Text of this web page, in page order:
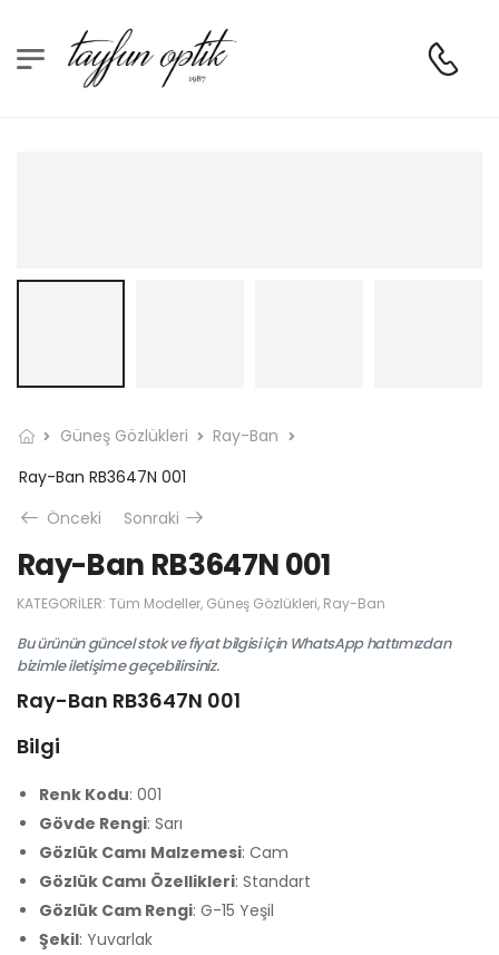
Güneş Gözlükleri
Ray-Ban
Ray-Ban RB3647N 001
Önceki
Sonraki
Ray-Ban RB3647N 001
KATEGORILER: Tüm Modeller, Güneş Gözlükleri, Ray-Ban
Bu ürünün güncel stok ve fiyat bilgisi için WhatsApp hattımızdan
bizimle iletişime geçebilirsiniz.
Ray-Ban RB3647N 001
Bilgi
Renk Kodu: 001
Gövde Rengi: Sarı
Gözlük Camı Malzemesi: Cam
Gözlük Camı Özellikleri: Standart
Gözlük Cam Rengi: G-15 Yeşil
Şekil: Yuvarlak